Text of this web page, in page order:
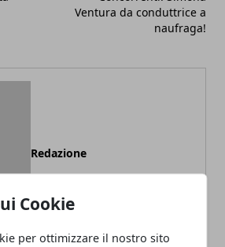
Cookie
per ottimizzare il nostro sito
Ventura da conduttrice a
naufraga!
Redazione